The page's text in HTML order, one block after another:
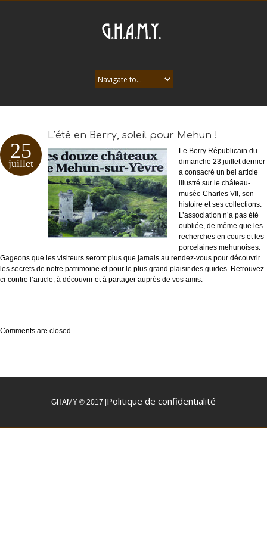
25
juillet
L’été en Berry, soleil pour Mehun !
Le Berry Républicain du
dimanche 23 juillet dernier
a consacré un bel article
illustré sur le château-
musée Charles VII, son
histoire et ses collections.
L’association n’a pas été
oubliée, de même que les
recherches en cours et les
porcelaines mehunoises.
Gageons que les visiteurs seront plus que jamais au rendez-vous pour découvrir
les secrets de notre patrimoine et pour le plus grand plaisir des guides. Retrouvez
ci-contre l’article, à découvrir et à partager auprès de vos amis.
Comments are closed.
GHAMY © 2017 | Politique de confidentialité